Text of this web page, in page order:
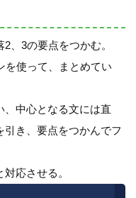
、3の要点をつかむ。
を使って、まとめてい
、中心となる文には直
き、要点をつかんでフ
応させる。